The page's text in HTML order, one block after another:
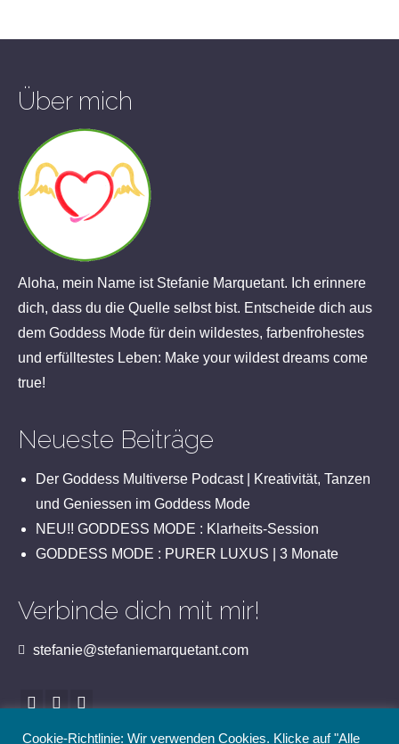
Über mich
Aloha, mein Name ist Stefanie Marquetant. Ich erinnere
dich, dass du die Quelle selbst bist. Entscheide dich aus
dem Goddess Mode für dein wildestes, farbenfrohestes
und erfülltestes Leben: Make your wildest dreams come
true!
Neueste Beiträge
Der Goddess Multiverse Podcast | Kreativität, Tanzen
und Geniessen im Goddess Mode
NEU!! GODDESS MODE : Klarheits-Session
GODDESS MODE : PURER LUXUS | 3 Monate
Verbinde dich mit mir!
stefanie@stefaniemarquetant.com
Cookie-Richtlinie: Wir verwenden Cookies. Klicke auf "Alle